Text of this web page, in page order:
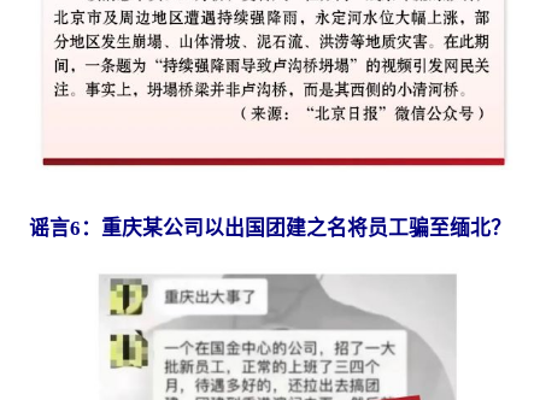
谣言6：重庆某公司以出国团建之名将员工骗至缅北？